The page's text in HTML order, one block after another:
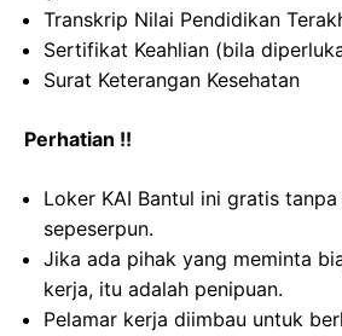
Transkrip Nilai Pendidikan
Sertifikat Keahlian (bila
Surat Keterangan Kesehatan
Perhatian !!
Loker KAI Bantul ini gratis
sepeserpun.
Jika ada pihak yang meminta
kerja, itu adalah penipuan.
Pelamar kerja diimbau untuk